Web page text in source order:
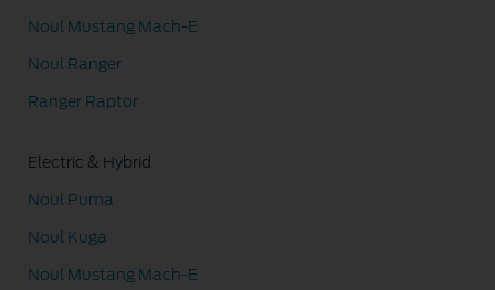
Noul Mustang Mach-E
Noul Ranger
Ranger Raptor
Electric & Hybrid
Noul Puma
Noul Kuga
Noul Mustang Mach-E